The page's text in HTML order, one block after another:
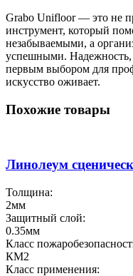
Grabo Unifloor — это не
инструмент, который
незабываемыми, а
успешными. Надежность,
первым выбором для
искусство оживает.
Похожие товары
Линолеум
Толщина:
2мм
Защитный слой:
0.35мм
Класс
КМ2
Класс применения: